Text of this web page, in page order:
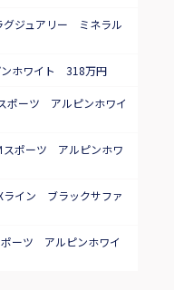
ジュアリー ミネラル
ホワイト 318万円
ーツ アルピンホワイ
ポーツ アルピンホワ
イン ブラックサファ
ーツ アルピンホワイ